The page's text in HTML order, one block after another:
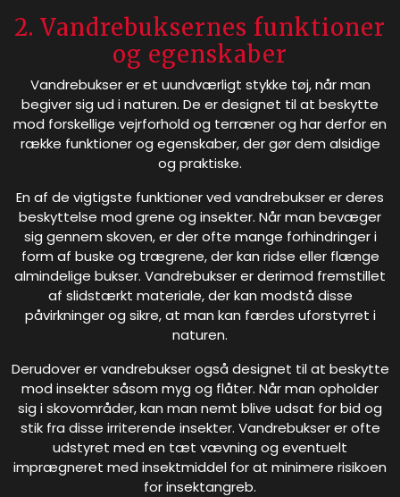
2. Vandrebuksernes funktioner
og egenskaber
Vandrebukser er et uundværligt stykke tøj, når man
begiver sig ud i naturen. De er designet til at beskytte
mod forskellige vejrforhold og terræner og har derfor en
række funktioner og egenskaber, der gør dem alsidige
og praktiske.
En af de vigtigste funktioner ved vandrebukser er deres
beskyttelse mod grene og insekter. Når man bevæger
sig gennem skoven, er der ofte mange forhindringer i
form af buske og trægrene, der kan ridse eller flænge
almindelige bukser. Vandrebukser er derimod fremstillet
af slidstærkt materiale, der kan modstå disse
påvirkninger og sikre, at man kan færdes uforstyrret i
naturen.
Derudover er vandrebukser også designet til at beskytte
mod insekter såsom myg og flåter. Når man opholder
sig i skovområder, kan man nemt blive udsat for bid og
stik fra disse irriterende insekter. Vandrebukser er ofte
udstyret med en tæt vævning og eventuelt
imprægneret med insektmiddel for at minimere risikoen
for insektangreb.